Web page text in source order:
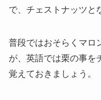
で、チェストナッツと
普段ではおそらくマロ
が、英語では栗の事を
覚えておきましょう。